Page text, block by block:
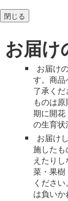
閉じる
お届け
お届け
す。商
了承く
ものは
期に開
の生育状
お届け
施した
えたり
菜・果
くださ
は負いか